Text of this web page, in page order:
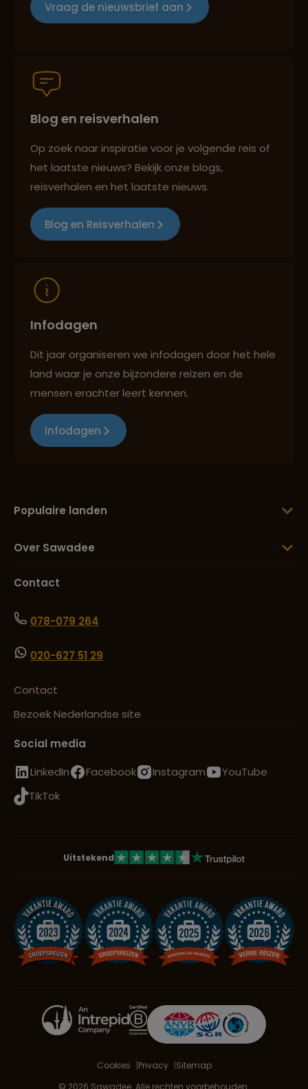
Best beoordeelde reisroutes
Reizen met oog voor mens, cultuur en milieu
Vraag de nieuwsbrief aan
Blog en reisverhalen
Op zoek naar inspiratie voor je volgende reis of
het laatste nieuws? Bekijk onze blogs,
reisverhalen en het laatste nieuws.
Blog en Reisverhalen
Infodagen
Dit jaar organiseren we infodagen door het hele
land waar je onze bijzondere reizen en de
mensen erachter leert kennen.
Infodagen
Populaire landen
Over Sawadee
Contact
078-079 264
020-627 51 29
Contact
Bezoek Nederlandse site
Social media
LinkedIn
Facebook Instagram
YouTube
TikTok
Uitstekend
Cookies Privacy
Sitemap
© 2026 Sawadee. Alle rechten voorbehouden.